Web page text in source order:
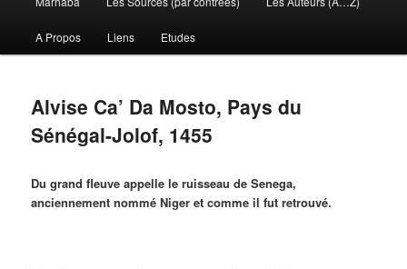
A Propos Liens Etudes
Alvise Ca’ Da Mosto, Pays du
Sénégal-Jolof, 1455
Du grand fleuve appelle le ruisseau de Senega,
anciennement nommé Niger et comme il fut retrouvé.